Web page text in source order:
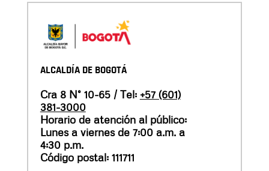
ALCALDÍA DE BOGOTÁ
Cra 8 N° 10-65 / Tel: +57 (601)
381-3000
Horario de atención al público:
Lunes a viernes de 7:00 a.m. a
4:30 p.m.
Código postal: 111711